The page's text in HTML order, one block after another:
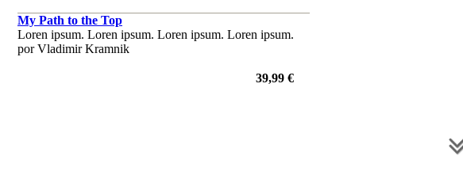
My Path to the Top
Loren ipsum. Loren ipsum. Loren ipsum. Loren ipsum.
por Vladimir Kramnik
39,99 €